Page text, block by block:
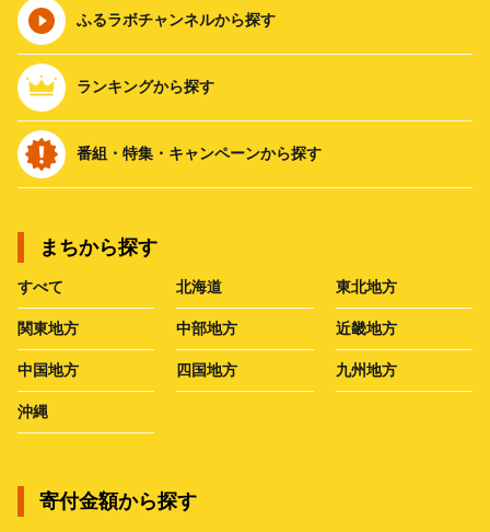
ふるラボチャンネルから探す
ランキングから探す
番組・特集・キャンペーンから探す
まちから探す
すべて 北海道 東北地方
関東地方 中部地方 近畿地方
中国地方 四国地方 九州地方
沖縄
寄付金額から探す